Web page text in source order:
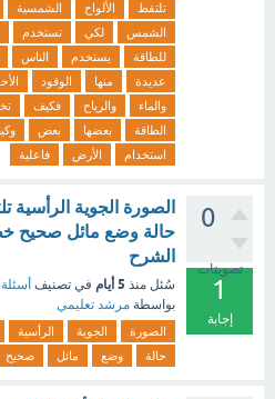
تلتقط الألواح الشمسية
الشمس
لكي تستخدم
للطاقة
يستخدم الناس
عديدة
منها الوقود
والماء
والرياح فكيف
الطاقة
بعضها بعض
استخدام
الأرض فاعلية
0
تصويتات
1
إجابة
الصورة الجوية الرأسية
حالة وضع مائل صحيح
الشرح
سُئل منذ 5 أيام في تصنيف
بواسطة مرشد تعليمي
الصورة الجوية الرأسية
حالة
وضع مائل صحيح